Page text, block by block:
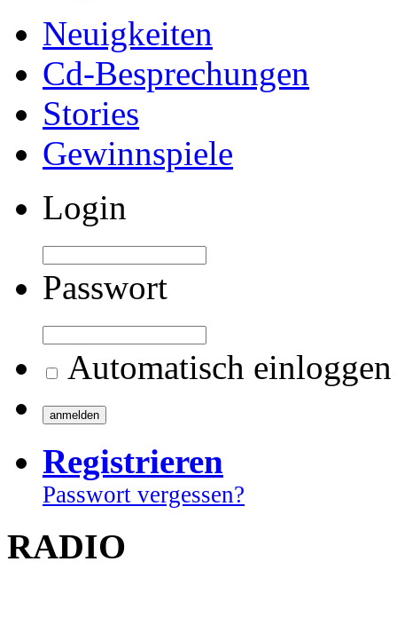
Neuigkeiten
Cd-Besprechungen
Stories
Gewinnspiele
Login
Passwort
Automatisch einloggen
Registrieren
Passwort vergessen?
RADIO